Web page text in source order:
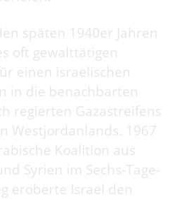
späten 1940er Jahren
oft gewalttätigen
einen israelischen
in die benachbarten
regierten Gazastreifens
Westjordanlands. 1967
Koalition aus
Syrien im Sechs-Tage-
eroberte Israel den